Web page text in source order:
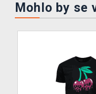
Mohlo by se